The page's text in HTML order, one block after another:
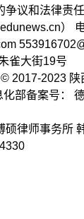
议和法律责任
）
雀大街19号
2017-2023 陕
部备案号：
硕律师事务所